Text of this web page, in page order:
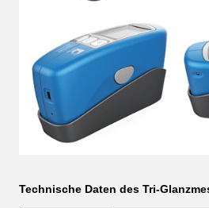
Technische Daten des Tri-